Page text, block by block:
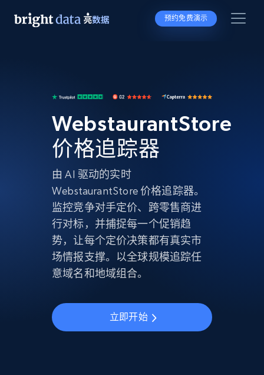
预约免费演示
WebstaurantStore
价格追踪器
由 AI 驱动的实时
WebstaurantStore 价格追踪器。
监控竞争对手定价、跨零售商进
行对标，并捕捉每一个促销趋
势，让每个定价决策都有真实市
场情报支撑。以全球规模追踪任
意域名和地域组合。
立即开始